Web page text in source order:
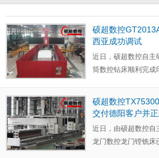
硕超数控
西亚成功调试
近日，硕超数控自主
筒数控钻床顺利完成
硕超数控
交付德阳客户并
工件高效加工
近日，由硕超数控自
龙门数控龙门镗铣床